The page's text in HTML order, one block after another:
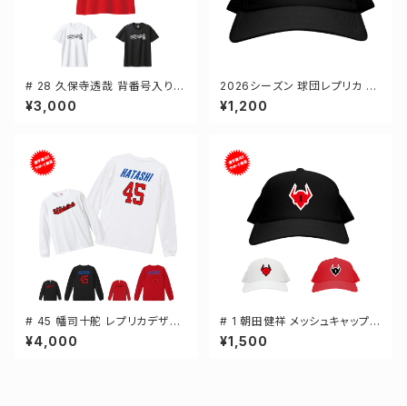
# 28 久保寺透哉 背番号入りロ
ゴ ドライTシャツ 半袖 選手還元
3カラー S-5Lサイズ 000300
¥3,000
2026シーズン 球団レプリカ メ
ッシュキャップ ブラック フリーサ
イズ 2-000700
¥1,200
# 45 幡司十舵 レプリカデザイ
ン 3カラー 選手還元 長袖Tシャ
ツ S-XXLサイズ 501101
¥4,000
# 1 朝田健祥 メッシュキャップ
選手還元 3カラー 000700
¥1,500